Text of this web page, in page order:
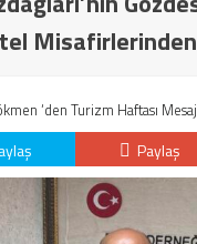
‘den Turizm Haftası
Paylaş